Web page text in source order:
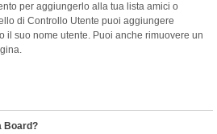
per aggiungerlo alla tua lista amici o
di Controllo Utente puoi aggiungere
il suo nome utente. Puoi anche rimuovere un
Board?